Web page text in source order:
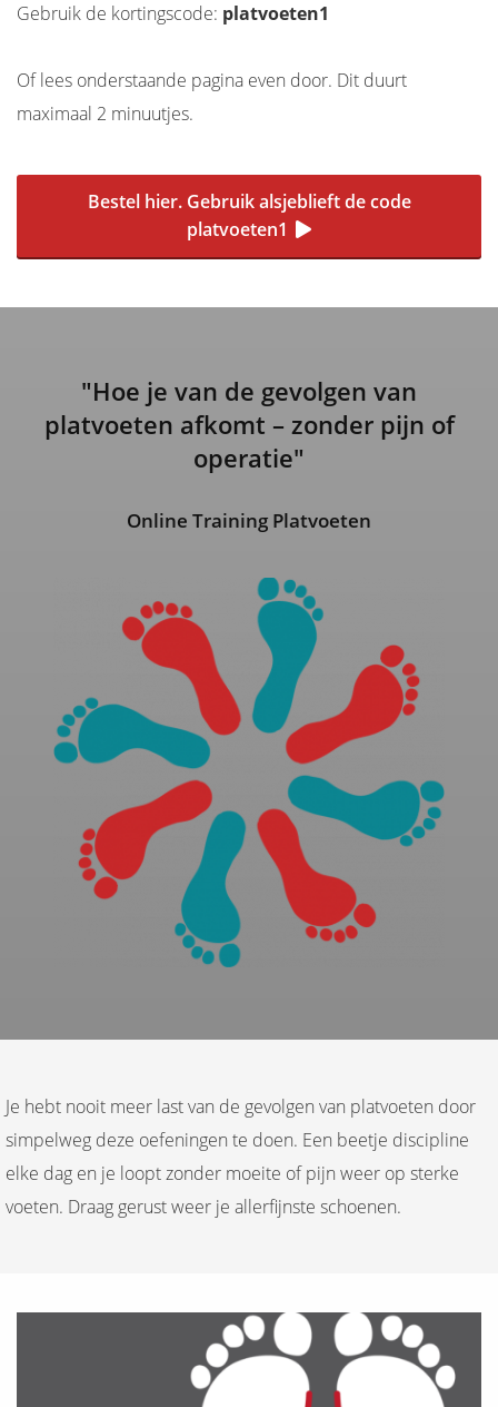
Gebruik de kortingscode: platvoeten1
Of lees onderstaande pagina even door. Dit duurt
maximaal 2 minuutjes.
Bestel hier. Gebruik alsjeblieft de code
platvoeten1
"Hoe je van de gevolgen van
platvoeten afkomt – zonder pijn of
operatie"
Online Training Platvoeten
Je hebt nooit meer last van de gevolgen van platvoeten door
simpelweg deze oefeningen te doen. Een beetje discipline
elke dag en je loopt zonder moeite of pijn weer op sterke
voeten. Draag gerust weer je allerfijnste schoenen.